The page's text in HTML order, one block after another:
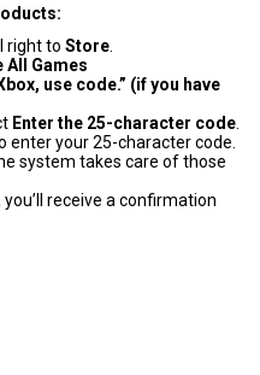
right to Store
All Games
use code.” (if you have
Enter the 25-character code
enter your 25-character code.
system takes care of those
receive a confirmation